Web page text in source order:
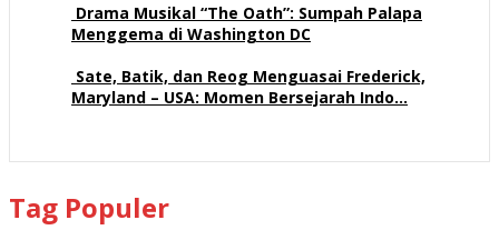
Drama Musikal “The Oath”: Sumpah Palapa
Menggema di Washington DC
Sate, Batik, dan Reog Menguasai Frederick,
Maryland – USA: Momen Bersejarah Indo…
Tag Populer